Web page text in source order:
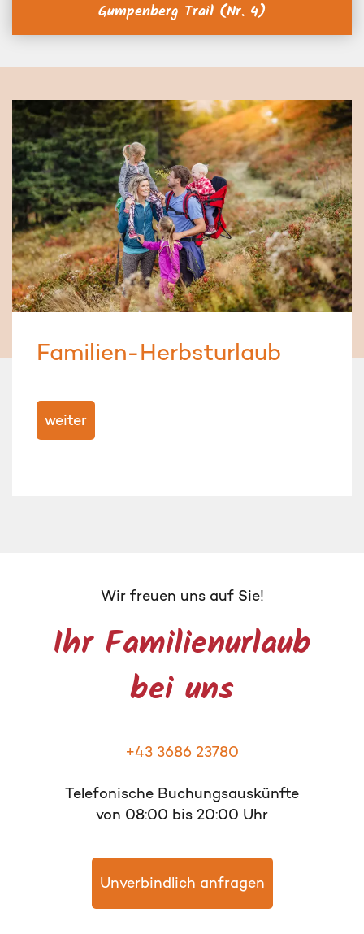
Gumpenberg Trail (Nr. 4)
Familien-Herbsturlaub
weiter
Wir freuen uns auf Sie!
Ihr Familienurlaub
bei uns
+43 3686 23780
Telefonische Buchungsauskünfte
von 08:00 bis 20:00 Uhr
Unverbindlich anfragen